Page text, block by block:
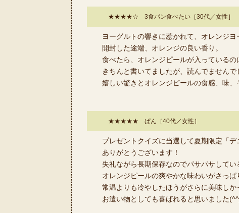
★★★★☆ 3食パン食べたい［30代／女性］
ヨーグルトの響きに惹かれて、オレンジヨ
開封した途端、オレンジの良い香り。
食べたら、オレンジピールが入っているの
きちんと書いてましたが、読んでませんで
嬉しい驚きとオレンジピールの食感、味
★★★★★ ぱん［40代／女性］
プレゼントクイズに当選して夏期限定「
ありがとうございます！
失礼ながら長期保存なのでパサパサして
オレンジピールの爽やかな味わいがさっ
常温よりも冷やしたほうがさらに美味し
お遣い物としても喜ばれると思いました